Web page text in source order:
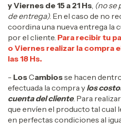
y Viernes de 15 a 21 Hs, (no se
de entrega). En el caso de no
coordina una nueva entrega la
por el cliente. Para recibir tu
o Viernes realizar la compra
las 18 Hs.
- LosCambiosse hacen
efectuada la compra y los
cuenta del cliente. Para
que envíen el producto tal cual
en perfectas condiciones al